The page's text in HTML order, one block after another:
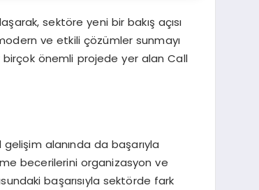
sektöre yeni bir bakış açısı
ve etkili çözümler sunmayı
birçok önemli projede yer alan Call
alanında da başarıyla
becerilerini organizasyon ve
başarısıyla sektörde fark